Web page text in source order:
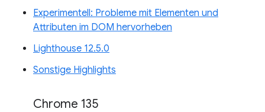
Experimentell: Probleme mit Elementen und
Attributen im DOM hervorheben
Lighthouse 12.5.0
Sonstige Highlights
Chrome 135